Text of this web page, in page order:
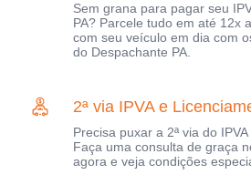
Sem grana para pagar seu
PA? Parcele tudo em até 12x
com seu veículo em dia com
do Despachante PA.
2ª via IPVA e
Precisa puxar a 2ª via do
Faça uma consulta de graça
agora e veja condições